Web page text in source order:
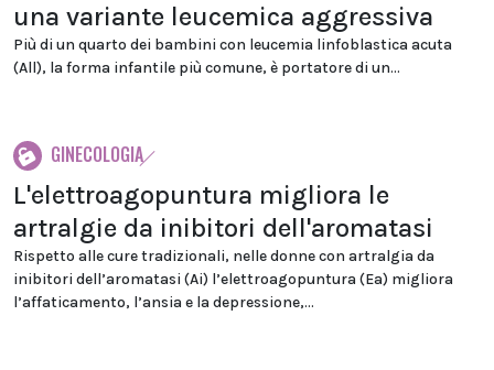
una variante leucemica aggressiva
Più di un quarto dei bambini con leucemia linfoblastica acuta
(All), la forma infantile più comune, è portatore di un...
GINECOLOGIA
L'elettroagopuntura migliora le
artralgie da inibitori dell'aromatasi
Rispetto alle cure tradizionali, nelle donne con artralgia da
inibitori dell’aromatasi (Ai) l’elettroagopuntura (Ea) migliora
l’affaticamento, l’ansia e la depressione,...